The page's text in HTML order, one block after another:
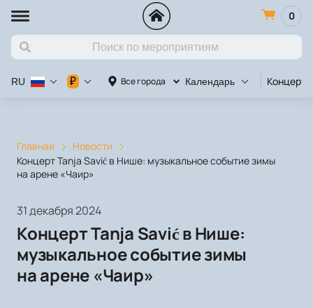
0
Все города Календарь Концерт
RU ₽
Главная
Новости
Концерт Tanja Savić в Нише: музыкальное событие зимы
на арене «Чаир»
31 декабря 2024
Концерт Tanja Savić в Нише:
музыкальное событие зимы
на арене «Чаир»